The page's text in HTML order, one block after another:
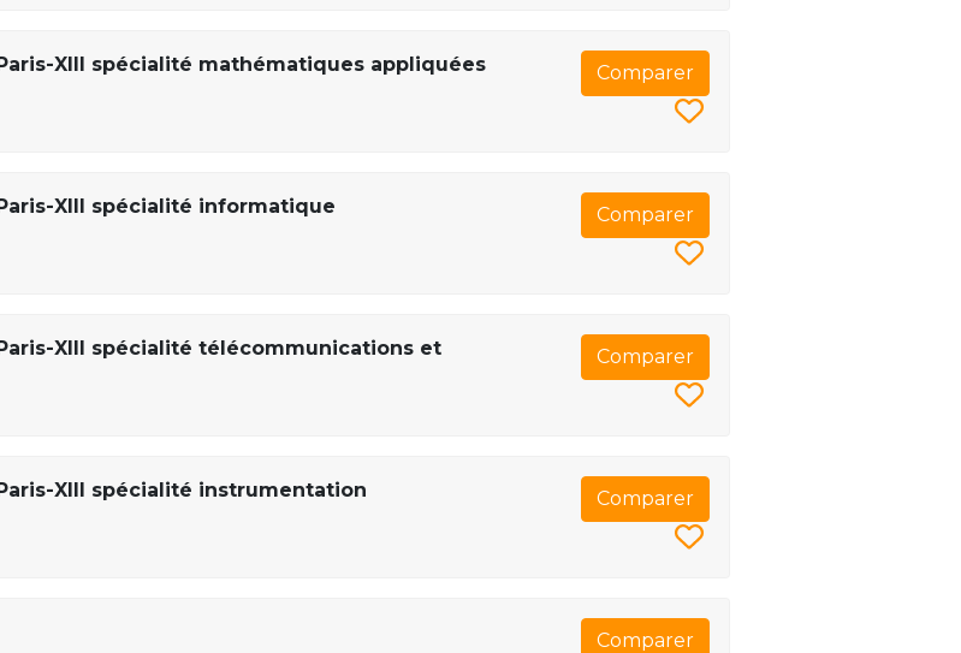
XIII spécialité mathématiques appliquées Comparer
XIII spécialité informatique Comparer
XIII spécialité télécommunications et
Comparer
XIII spécialité instrumentation Comparer
Comparer